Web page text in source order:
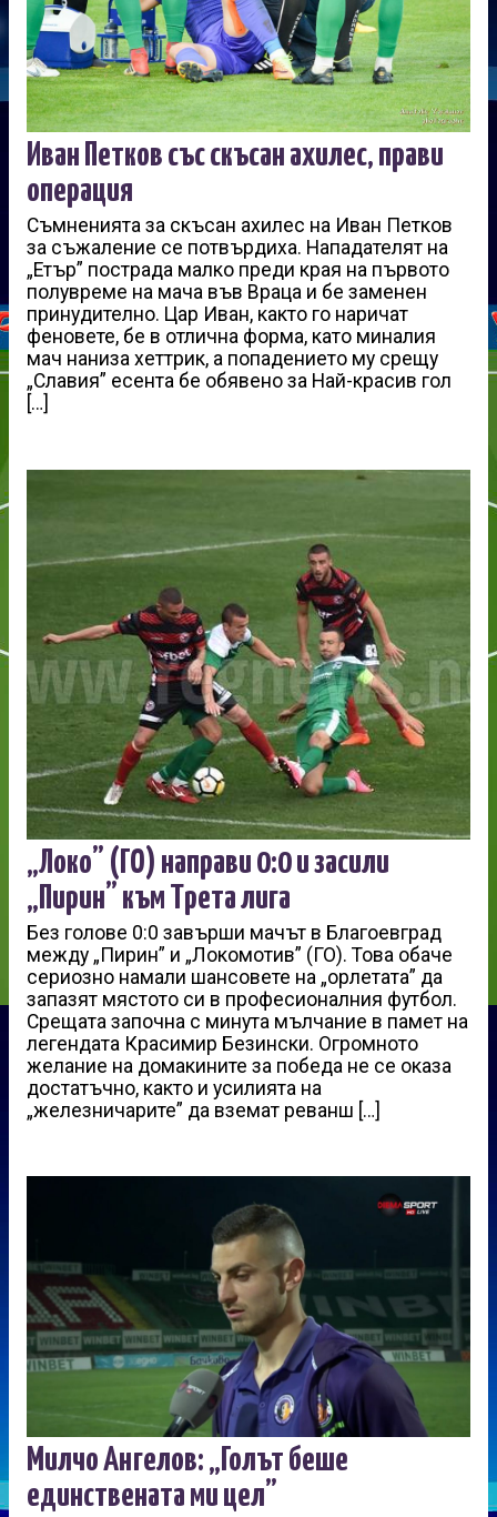
Иван Петков със скъсан ахилес, прави
операция
Съмненията за скъсан ахилес на Иван Петков
за съжаление се потвърдиха. Нападателят на
„Етър” пострада малко преди края на първото
полувреме на мача във Враца и бе заменен
принудително. Цар Иван, както го наричат
феновете, бе в отлична форма, като миналия
мач наниза хеттрик, а попадението му срещу
„Славия” есента бе обявено за Най-красив гол
[…]
„Локо” (ГО) направи 0:0 и засили
„Пирин” към Трета лига
Без голове 0:0 завърши мачът в Благоевград
между „Пирин” и „Локомотив” (ГО). Това обаче
сериозно намали шансовете на „орлетата” да
запазят мястото си в професионалния футбол.
Срещата започна с минута мълчание в памет на
легендата Красимир Безински. Огромното
желание на домакините за победа не се оказа
достатъчно, както и усилията на
„железничарите” да вземат реванш […]
Милчо Ангелов: „Голът беше
единствената ми цел”